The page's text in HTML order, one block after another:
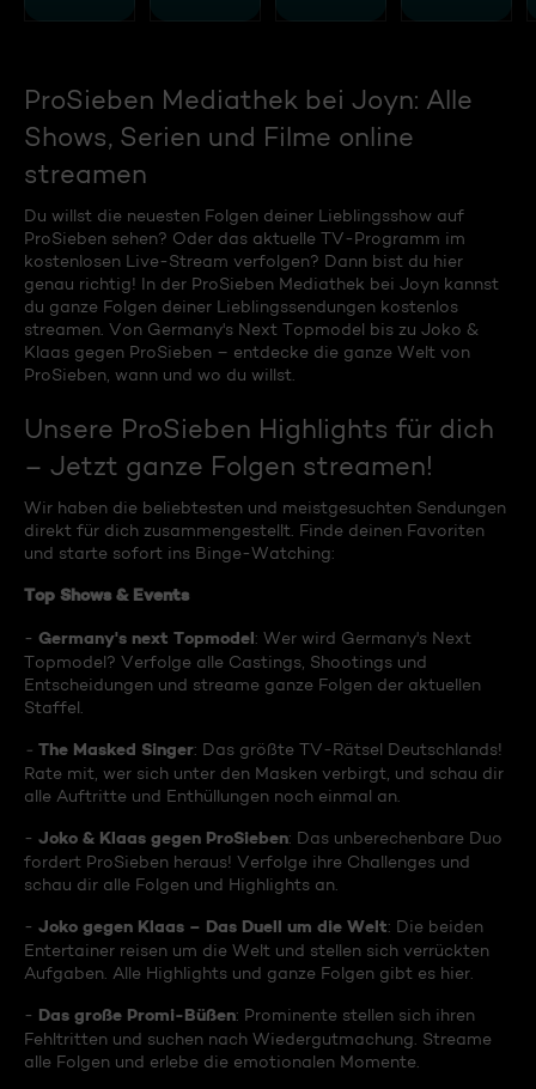
ProSieben Mediathek bei Joyn: Alle
Shows, Serien und Filme online
streamen
Du willst die neuesten Folgen deiner Lieblingsshow auf
ProSieben sehen? Oder das aktuelle TV-Programm im
kostenlosen Live-Stream verfolgen? Dann bist du hier
genau richtig! In der ProSieben Mediathek bei Joyn kannst
du ganze Folgen deiner Lieblingssendungen kostenlos
streamen. Von Germany's Next Topmodel bis zu Joko &
Klaas gegen ProSieben – entdecke die ganze Welt von
ProSieben, wann und wo du willst.
Unsere ProSieben Highlights für dich
– Jetzt ganze Folgen streamen!
Wir haben die beliebtesten und meistgesuchten Sendungen
direkt für dich zusammengestellt. Finde deinen Favoriten
und starte sofort ins Binge-Watching:
Top Shows & Events
- Germany's next Topmodel: Wer wird Germany's Next
Topmodel? Verfolge alle Castings, Shootings und
Entscheidungen und streame ganze Folgen der aktuellen
Staffel.
- The Masked Singer: Das größte TV-Rätsel Deutschlands!
Rate mit, wer sich unter den Masken verbirgt, und schau dir
alle Auftritte und Enthüllungen noch einmal an.
- Joko & Klaas gegen ProSieben: Das unberechenbare Duo
fordert ProSieben heraus! Verfolge ihre Challenges und
schau dir alle Folgen und Highlights an.
- Joko gegen Klaas – Das Duell um die Welt: Die beiden
Entertainer reisen um die Welt und stellen sich verrückten
Aufgaben. Alle Highlights und ganze Folgen gibt es hier.
- Das große Promi-Büßen: Prominente stellen sich ihren
Fehltritten und suchen nach Wiedergutmachung. Streame
alle Folgen und erlebe die emotionalen Momente.